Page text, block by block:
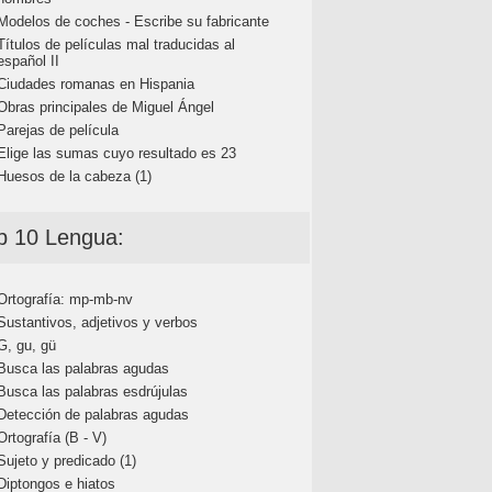
de coches - Escribe su fabricante
de películas mal traducidas al
II
romanas en Hispania
principales de Miguel Ángel
de película
las sumas cuyo resultado es 23
de la cabeza (1)
10 Lengua:
mp-mb-nv
adjetivos y verbos
gu, gü
las palabras agudas
las palabras esdrújulas
de palabras agudas
(B - V)
y predicado (1)
e hiatos